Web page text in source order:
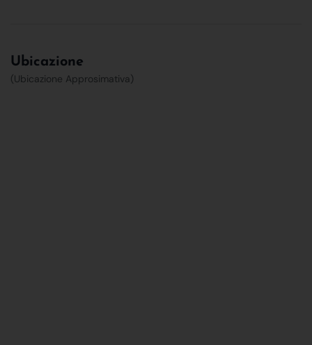
Ubicazione
(Ubicazione Approsimativa)